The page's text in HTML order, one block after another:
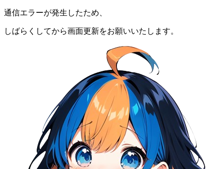
通信エラーが発生したため、
しばらくしてから画面更新をお願いいたします。